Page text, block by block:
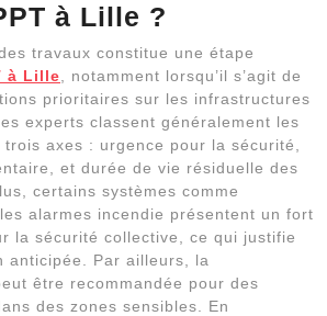
à Lille ?
travaux constitue une étape
à Lille , notamment lorsqu’il s’agit de
prioritaires sur les infrastructures
experts classent généralement les
axes : urgence pour la sécurité,
et durée de vie résiduelle des
certains systèmes comme
alarmes incendie présentent un fort
la sécurité collective, ce qui justifie
anticipée. Par ailleurs, la
être recommandée pour des
des zones sensibles. En